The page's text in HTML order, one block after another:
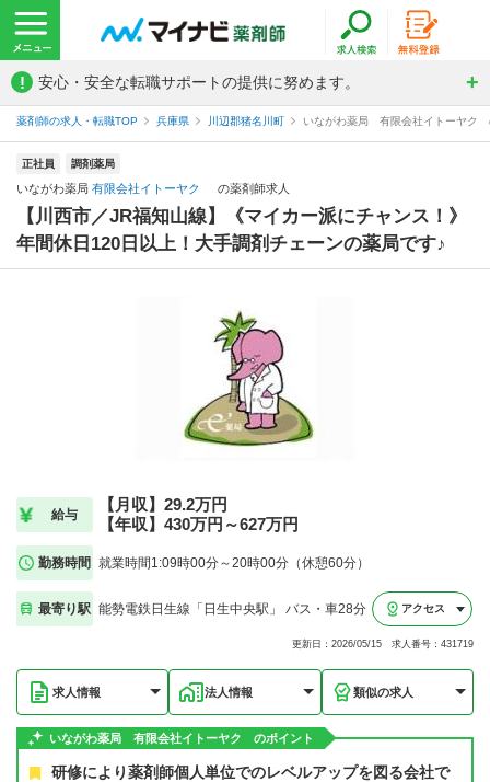
! 安心・安全な転職サポートの提供に努めます。
薬剤師の求人・転職TOP 兵庫県 川辺郡猪名川町 いながわ薬局 有限会社イトーヤク
正社員 調剤薬局
いながわ薬局 有限会社イトーヤク の薬剤師求人
【川西市／JR福知山線】《マイカー派にチャンス！》
年間休日120日以上！大手調剤チェーンの薬局です♪
給与
【月収】29.2万円
【年収】430万円～627万円
勤務時間 就業時間1:09時00分～20時00分（休憩60分）
最寄り駅 能勢電鉄日生線「日生中央駅」 バス・車28分 アクセス
更新日：2026/05/15 求人番号：431719
求人情報 法人情報 類似の求人
いながわ薬局 有限会社イトーヤク のポイント
研修により薬剤師個人単位でのレベルアップを図る会社で